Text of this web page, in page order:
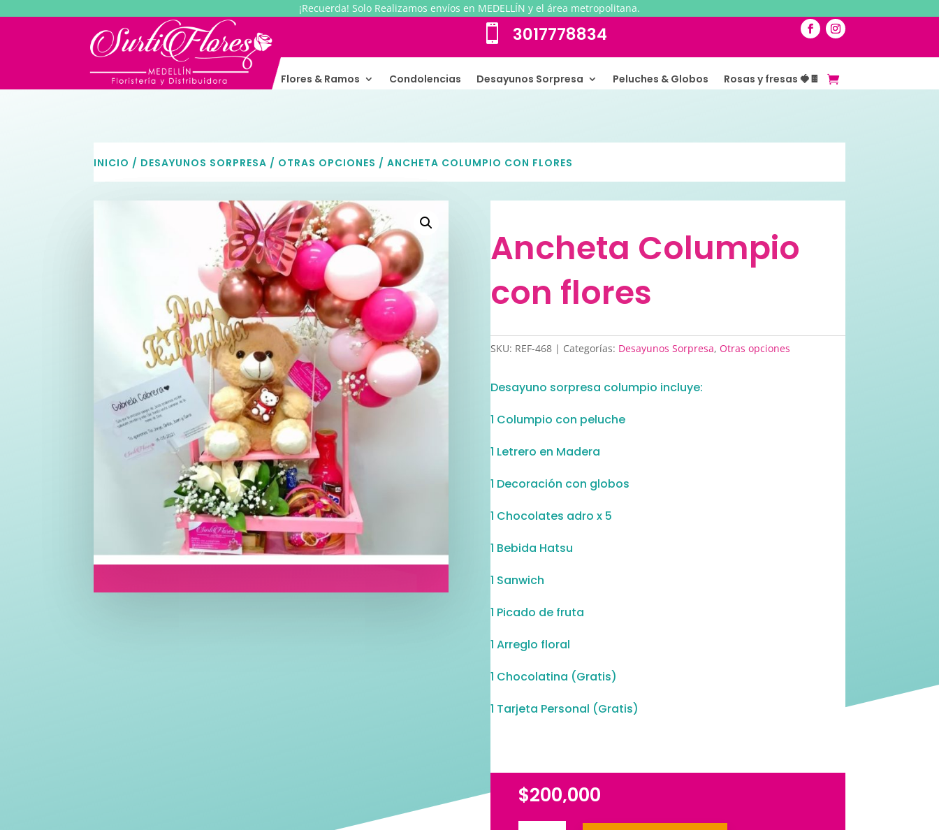
¡Recuerda! Solo Realizamos envíos en MEDELLÍN y el área metropolitana.
 3017778834
Flores & Ramos Condolencias Desayunos Sorpresa Peluches & Globos Rosas y fresas 🍓🍫
INICIO / DESAYUNOS SORPRESA / OTRAS OPCIONES / ANCHETA COLUMPIO CON FLORES
Ancheta Columpio
con flores
SKU: REF-468 Categorías: Desayunos Sorpresa, Otras opciones
Desayuno sorpresa columpio incluye:
1 Columpio con peluche
1 Letrero en Madera
1 Decoración con globos
1 Chocolates adro x 5
1 Bebida Hatsu
1 Sanwich
1 Picado de fruta
1 Arreglo floral
1 Chocolatina (Gratis)
1 Tarjeta Personal (Gratis)
$200,000